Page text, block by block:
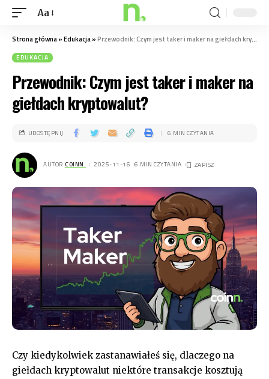
Aa
Strona główna»Edukacja»Przewodnik: Czym jest taker i maker na giełdach kryptowalut?
EDUKACJA
Przewodnik: Czym jest taker i maker na
giełdach kryptowalut?
AUTOR COINN. . 2025-11-16 6 MIN CZYTANIA
UDOSTĘPNIJ 6 MIN CZYTANIA
Czy kiedykolwiek zastanawiałeś się, dlaczego na
giełdach kryptowalut niektóre transakcje kosztują